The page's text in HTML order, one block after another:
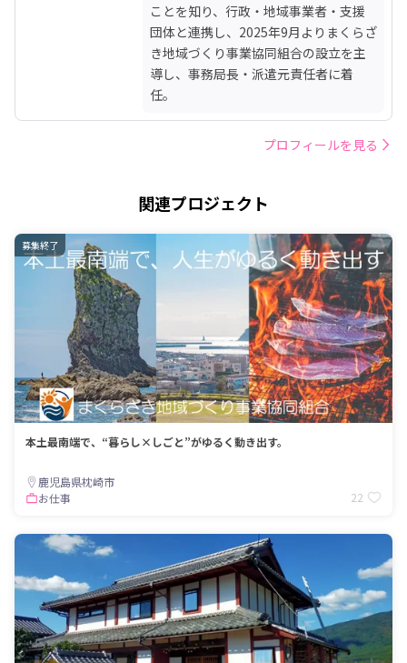
ことを知り、行政・地域事業者・支援
団体と連携し、2025年9月よりまくらざ
き地域づくり事業協同組合の設立を主
導し、事務局長・派遣元責任者に着
任。
プロフィールを見る
関連プロジェクト
募集終了
本土最南端で、“暮らし×しごと”がゆるく動き出す。
鹿児島県枕崎市
お仕事
22